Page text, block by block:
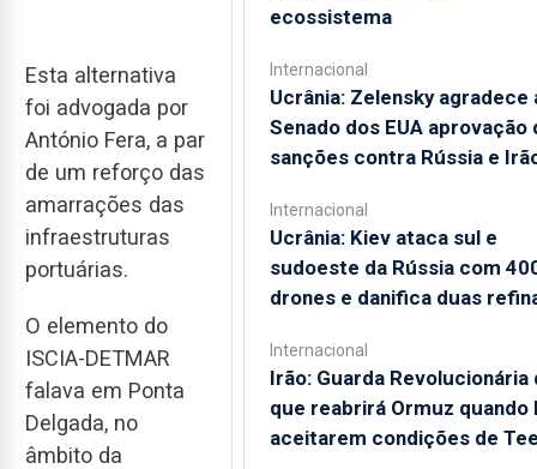
Esta alternativa
foi advogada por
António Fera, a par
de um reforço das
amarrações das
infraestruturas
portuárias.
O elemento do
ISCIA-DETMAR
falava em Ponta
Delgada, no
âmbito da
ecossistema
Internacional
Ucrânia: Zelensky agradece
Senado dos EUA aprovação
sanções contra Rússia e
Internacional
Ucrânia: Kiev ataca sul e
sudoeste da Rússia com
drones e danifica duas
Internacional
Irão: Guarda Revolucionária
que reabrirá Ormuz quando
aceitarem condições de